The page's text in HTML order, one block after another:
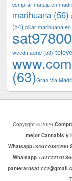
comprar matuja en
marihuana (56)
(54) pillar marihuana
weedmadrid (53)
(63)​​Gran Via
Copyright © 2026
mejor Cannabis y
Whatsapp+34677084290
Whatsapp